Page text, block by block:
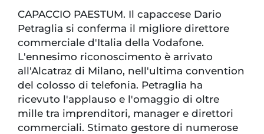
CAPACCIO PAESTUM. Il capaccese Dario
Petraglia si conferma il migliore direttore
commerciale d'Italia della Vodafone.
L'ennesimo riconoscimento è arrivato
all'Alcatraz di Milano, nell'ultima convention
del colosso di telefonia. Petraglia ha
ricevuto l'applauso e l'omaggio di oltre
mille tra imprenditori, manager e direttori
commerciali. Stimato gestore di numerose